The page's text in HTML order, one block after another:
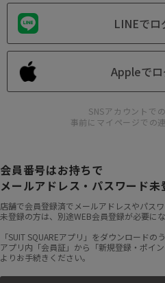
LINEでロ
Appleで
SNSアカウントで
事前にマイページでの
会員番号はお持ちで
メールアドレス・パスワード
店舗で会員登録済でメールアドレスやパス
未登録の方は、別途WEB会員登録が必要にな
「SUIT SQUAREアプリ」をダウンロードのう
アプリ内「会員証」から「新規登録・ポイン
よりお手続きください。